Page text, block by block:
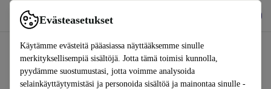
Evästeasetukset
Käytämme evästeitä pääasiassa näyttääksemme sinulle
merkityksellisempiä sisältöjä. Jotta tämä toimisi kunnolla,
pyydämme suostumustasi, jotta voimme analysoida
selainkäyttäytymistäsi ja personoida sisältöä ja mainontaa sinulle -
Käytä refurbed-palvelua nopeasti ja helposti